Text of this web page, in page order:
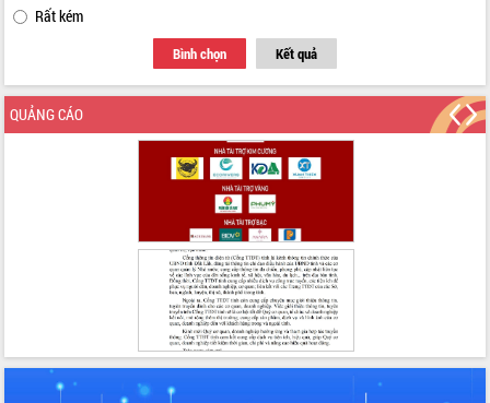
Rất kém
Bình chọn Kết quả
QUẢNG CÁO